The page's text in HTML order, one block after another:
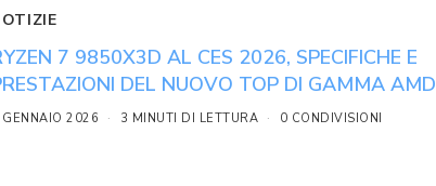
7 9850X3D AL CES 2026, SPECIFICHE E
DEL NUOVO TOP DI GAMMA AMD
2026 3 MINUTI DI LETTURA 0 CONDIVISIONI